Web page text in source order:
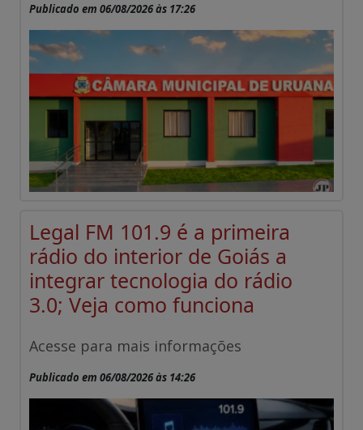
Publicado em 06/08/2026 às 17:26
Legal FM 101.9 é a primeira
rádio do interior de Goiás a
integrar tecnologia do rádio
3.0; Veja como funciona
Acesse para mais informações
Publicado em 06/08/2026 às 14:26